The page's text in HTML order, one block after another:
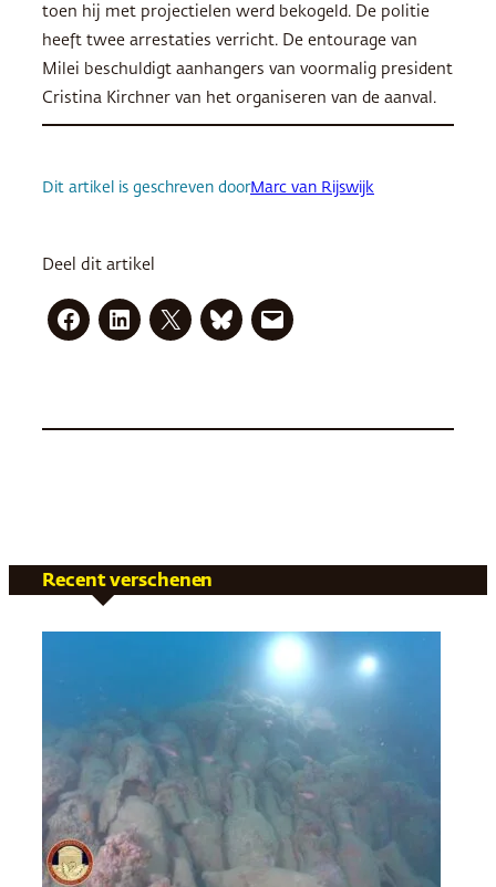
toen hij met projectielen werd bekogeld. De politie
heeft twee arrestaties verricht. De entourage van
Milei beschuldigt aanhangers van voormalig president
Cristina Kirchner van het organiseren van de aanval.
Dit artikel is geschreven doorMarc van Rijswijk
Deel dit artikel
Recent verschenen